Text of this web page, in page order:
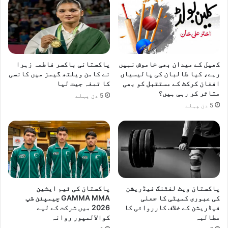
ح
ت
کھیل کے میدان بھی خاموش نہیں
رہے، کیا طالبان کی پالیسیاں
افغان کرکٹ کے مستقبل کو بھی
متاثر کر رہی ہیں؟
5 دن پہلے
پاکستانی باکسر فاطمہ زہرا
نے کامن ویلتھ گیمز میں کانسی
کا تمغہ جیت لیا
5 دن پہلے
پاکستان ویٹ لفٹنگ فیڈریشن
کی عبوری کمیٹی کا جعلی
فیڈریشن کے خلاف کارروائی کا
مطالبہ
پاکستان کی ٹیم ایشین
GAMMA MMA چیمپئن شپ
2026 میں شرکت کے لیے
کوالالمپور روانہ